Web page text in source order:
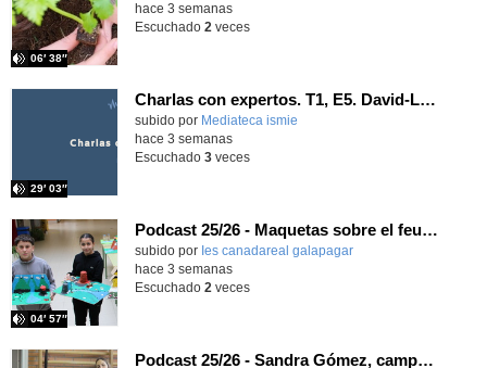
06′ 38″
hace 3 semanas
Escuchado 2 veces
Charlas con expertos. T1, E5. David-Li Ilundáin Reviriego
subido por Mediateca ismie
29′ 03″
hace 3 semanas
Escuchado 3veces
Podcast 25/26 - Maquetas sobre el feudalismo
subido por Ies canadareal galapagar
04′ 57″
-
hace 3 semanas
Escuchado 2 veces
Podcast 25/26 - Sandra Gómez, campeona de Enduro